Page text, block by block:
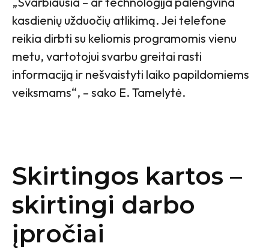
kasdienių užduočių atlikimą. Jei telefone
reikia dirbti su keliomis programomis vienu
metu, vartotojui svarbu greitai rasti
informaciją ir nešvaistyti laiko papildomiems
veiksmams“, – sako E. Tamelytė.
Skirtingos kartos –
skirtingi darbo
įpročiai